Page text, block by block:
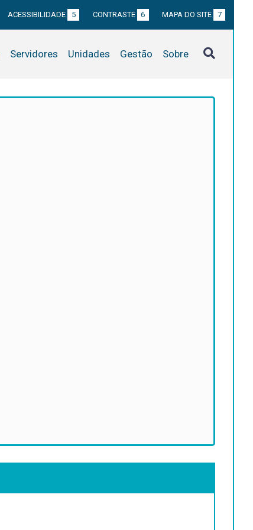
ACESSIBILIDADE 5 CONTRASTE 6 MAPA DO SITE 7
Servidores Unidades Gestão Sobre